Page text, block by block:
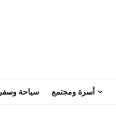
أسرة ومجتمع سياحة وسفر